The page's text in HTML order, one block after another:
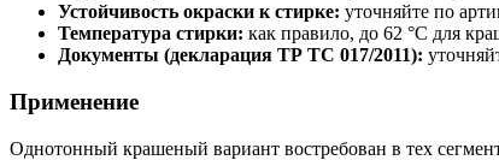
Устойчивость окраски к стирке: уточняйте по
Температура стирки: как правило, до 62 °C для
Документы (декларация ТР ТС 017/2011):
Применение
Однотонный крашеный вариант востребован в тех